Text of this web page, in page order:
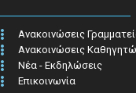
Ανακοινώσεις
Ανακοινώσεις
Νέα - Εκδηλώσεις
Επικοινωνία